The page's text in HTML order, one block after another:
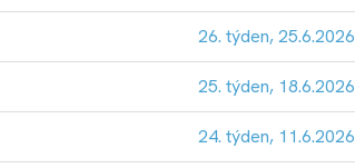
26. týden, 25.6.2026
25. týden, 18.6.2026
24. týden, 11.6.2026